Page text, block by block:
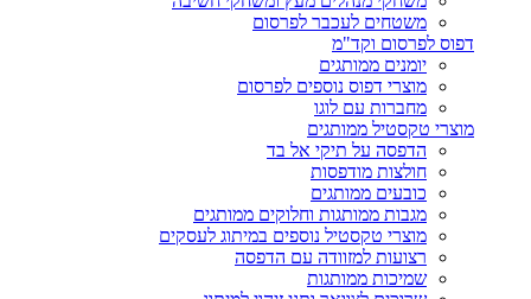
משטחים לעכבר לפרסום
דפוס לפרסום וקד"מ
יומנים ממותגים
מוצרי דפוס נוספים לפרסום
מחברות עם לוגו
מוצרי טקסטיל ממותגים
הדפסה על תיקי אל בד
חולצות מודפסות
כובעים ממותגים
מגבות ממותגות וחלוקים ממותגים
מוצרי טקסטיל נוספים במיתוג לעסקים
רצועות למזוודה עם הדפסה
שמיכות ממותגות